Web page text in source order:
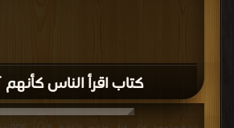
كتاب اقرأ الناس كأنهم PDF